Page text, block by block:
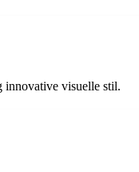
innovative visuelle stil.